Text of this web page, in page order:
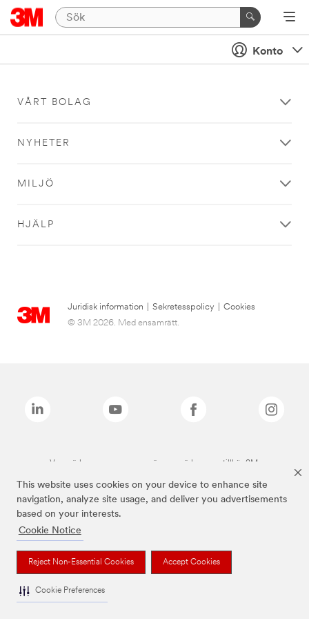
This website uses cookies on your device to enhance site
navigation, analyze site usage, and deliver you advertisements
based on your interests.
Cookie Notice
Reject Non-Essential Cookies Accept Cookies
Cookie Preferences
Konto
VÅRT BOLAG
NYHETER
MILJÖ
HJÄLP
Juridisk information Sekretesspolicy
Cookies
© 3M 2026. Med ensamrätt.
Varumärken som anges ovan är varumärken som tillhör 3M.